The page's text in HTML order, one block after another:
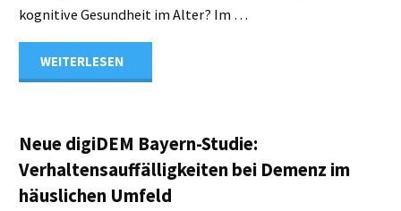
kognitive Gesundheit im Alter? Im …
WEITERLESEN
und
kognitive
Neue digiDEM Bayern-Studie:
Verhaltensauffälligkeiten bei Demenz im
häuslichen Umfeld